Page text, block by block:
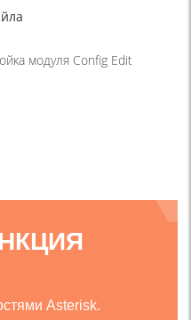
модуля Config Edit
Asterisk.